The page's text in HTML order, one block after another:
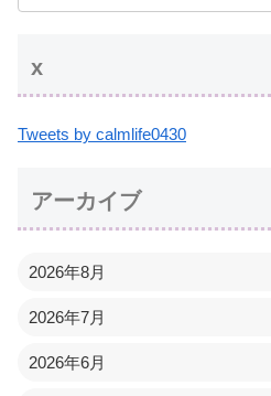
x
Tweets by calmlife0430
アーカイブ
2026年8月
2026年7月
2026年6月